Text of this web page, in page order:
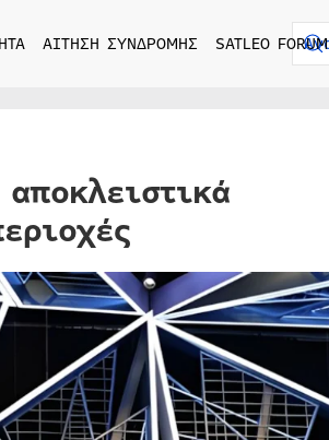
ΑΙΤΗΣΗ ΣΥΝΔΡΟΜΗΣ SATLEO FORUM